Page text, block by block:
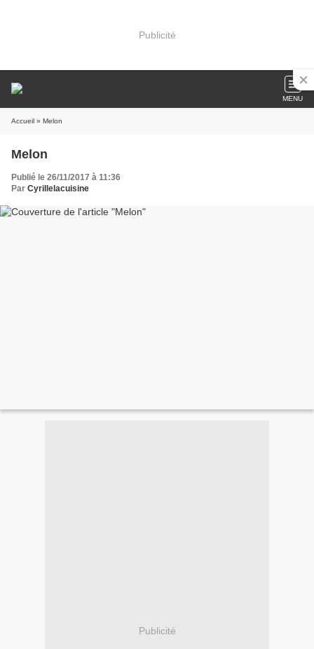
Publicité
MENU
Accueil » Melon
Melon
Publié le 26/11/2017 à 11:36
Par Cyrillelacuisine
Publicité